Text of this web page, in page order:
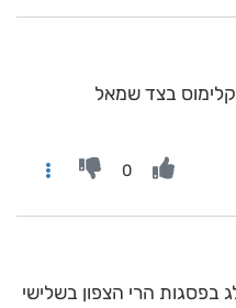
בצד שמאל
0
הרי הצפון בשלישי